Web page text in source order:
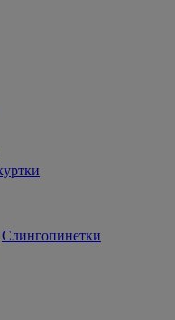
Слингопинетки